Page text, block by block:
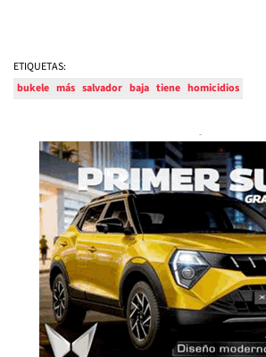
ETIQUETAS:
bukele más salvador baja tiene homicidios